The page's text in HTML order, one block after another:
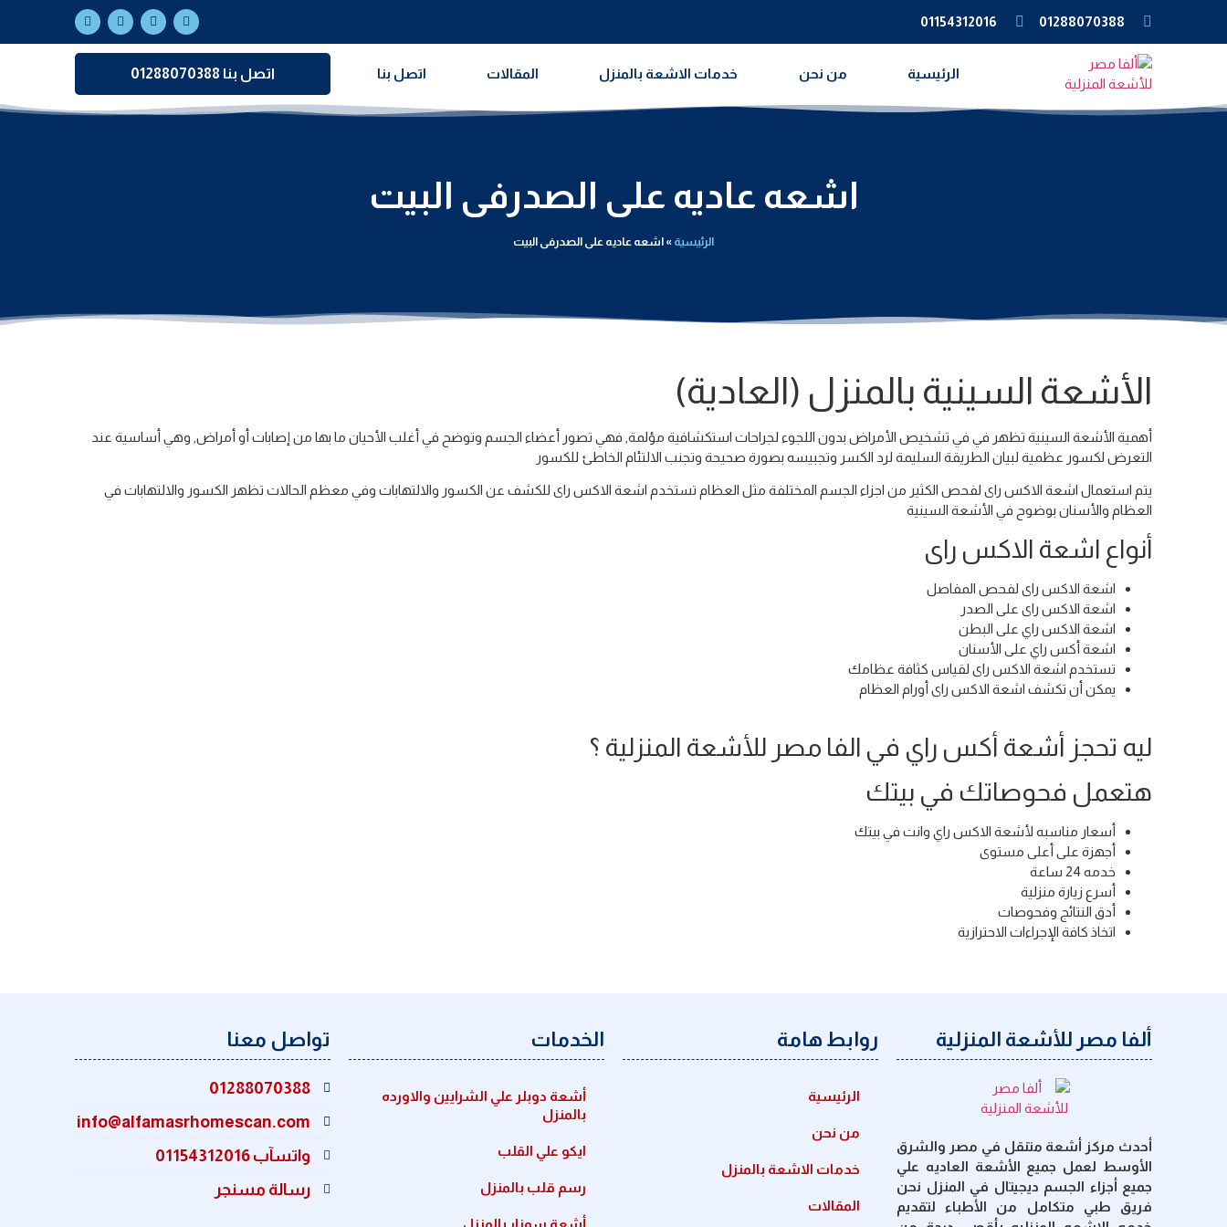
01288070388
01154312016
الرئيسية من نحن خدمات الاشعة بالمنزل المقالات اتصل بنا اتصل بنا 01288070388
اشعه عاديه على الصدرفى البيت
الرئيسية » اشعه عاديه على الصدرفى البيت
الأشعة السينية بالمنزل (العادية)
أهمية الأشعة السينية تظهر في في تشخيص الأمراض بدون اللجوء لجراحات استكشافية مؤلمة, فهي تصور أعضاء الجسم وتوضح في أغلب الأحيان ما بها من إصابات أو أمراض, وهي أساسية عند
التعرض لكسور عظمية لبيان الطريقة السليمة لرد الكسر وتجبيسه بصورة صحيحة وتجنب الالتئام الخاطئ للكسور
يتم استعمال اشعة الاكس راى لفحص الكثير من اجزاء الجسم المختلفة مثل العظام تستخدم اشعة الاكس راى للكشف عن الكسور والالتهابات وفي معظم الحالات تظهر الكسور والالتهابات في
العظام والأسنان بوضوح في الأشعة السينية
أنواع اشعة الاكس راى
اشعة الاكس راى لفحص المفاصل
اشعة الاكس راى على الصدر
اشعة الاكس راي على البطن
اشعة أكس راي على الأسنان
تستخدم اشعة الاكس راى لقياس كثافة عظامك
يمكن أن تكشف اشعة الاكس راى أورام العظام
ليه تحجز أشعة أكس راي في الفا مصر للأشعة المنزلية ؟
هتعمل فحوصاتك في بيتك
أسعار مناسبه لأشعة الاكس راي وانت في بيتك
أجهزة على أعلى مستوى
خدمه 24 ساعة
أسرع زيارة منزلية
أدق النتائج وفحوصات
اتخاذ كافة الإجراءات الاحترازية
ألفا مصر للأشعة المنزلية
أحدث مركز أشعة متنقل في مصر والشرق
الأوسط لعمل جميع الأشعة العاديه علي
جميع أجزاء الجسم ديجيتال في المنزل نحن
فريق طبي متكامل من الأطباء لتقديم
روابط هامة
الرئيسية
من نحن
خدمات الاشعة بالمنزل
المقالات
الخدمات
أشعة دوبلر علي الشرايين والاورده
بالمنزل
ايكو علي القلب
رسم قلب بالمنزل
تواصل معنا
01288070388
info@alfamasrhomescan.com
واتسآب 01154312016
رسالة مسنجر